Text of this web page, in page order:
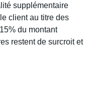
supplémentaire
client au titre des
du montant
restent de surcroit et